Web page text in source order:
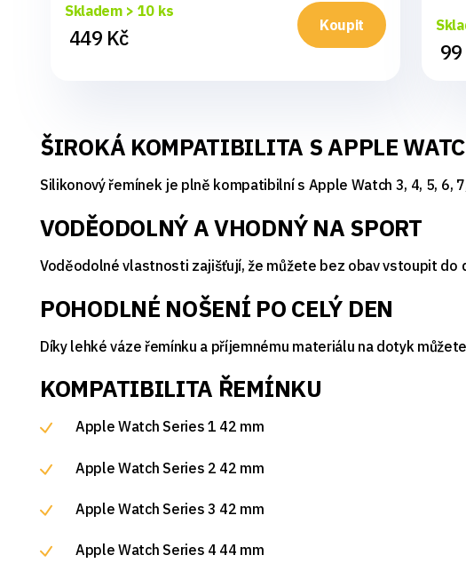
Skladem > 10 ks
449 Kč Koupit
ŠIROKÁ KOMPATIBILITA S APPLE
Silikonový řemínek je plně kompatibilní s Apple Watch 3, 4, 5, 6, 7,
VODĚODOLNÝ A VHODNÝ NA SPORT
Voděodolné vlastnosti zajišťují, že můžete bez obav vstoupit
POHODLNÉ NOŠENÍ PO CELÝ DEN
Díky lehké váze řemínku a příjemnému materiálu na dotyk
KOMPATIBILITA ŘEMÍNKU
Apple Watch Series 1 42 mm
Apple Watch Series 2 42 mm
Apple Watch Series 3 42 mm
Apple Watch Series 4 44 mm